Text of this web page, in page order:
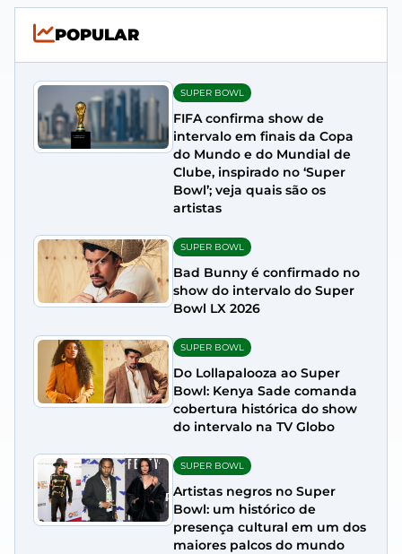
POPULAR
SUPER BOWL
FIFA confirma show de
intervalo em finais da Copa
do Mundo e do Mundial de
Clube, inspirado no ‘Super
Bowl’; veja quais são os
artistas
SUPER BOWL
Bad Bunny é confirmado no
show do intervalo do Super
Bowl LX 2026
SUPER BOWL
Do Lollapalooza ao Super
Bowl: Kenya Sade comanda
cobertura histórica do show
do intervalo na TV Globo
SUPER BOWL
Artistas negros no Super
Bowl: um histórico de
presença cultural em um dos
maiores palcos do mundo